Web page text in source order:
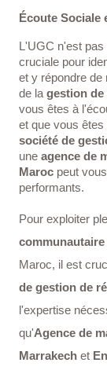
Écoute Sociale
L'UGC n'est pas
cruciale pour
et y répondre de
de lagestion
vous êtes à
et que vous
société de
une agence de
Maroc peut
performants.
Pour exploiter
communautaire
Maroc, il est
de gestion de
l'expertise
qu'Agence de
Marrakech et